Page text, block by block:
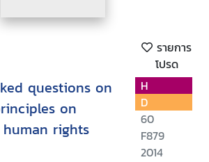
รายการ
โปรด
questions on
on
rights
H
D
60
F879
2014